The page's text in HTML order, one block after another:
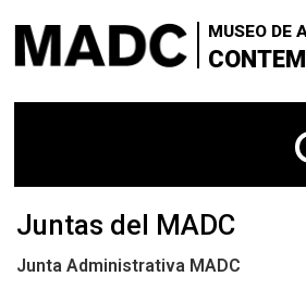
main
content
MUSEO DE
Buscar
sitio
+ VISITANOS
+ SOBRE EL MADC |
+ EXPOSICIONES |
+
Juntas del MADC
Junta Administrativa MADC